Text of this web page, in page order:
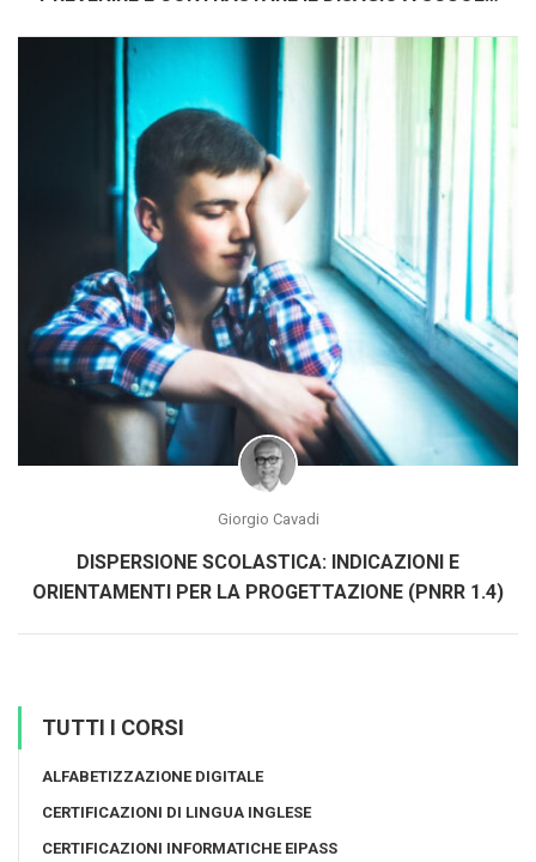
Giorgio Cavadi
DISPERSIONE SCOLASTICA: INDICAZIONI E
ORIENTAMENTI PER LA PROGETTAZIONE (PNRR 1.4)
TUTTI I CORSI
ALFABETIZZAZIONE DIGITALE
CERTIFICAZIONI DI LINGUA INGLESE
CERTIFICAZIONI INFORMATICHE EIPASS